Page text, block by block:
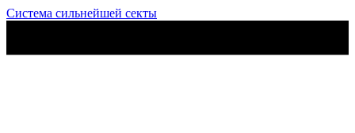
Система сильнейшей секты